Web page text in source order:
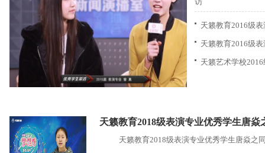
天籁教育2016级
天籁教育2016级
天籁艺术学校
天籁教育2018级表演专业优秀学生唐焱
天籁教育2018级表演专业优秀学生唐焱之